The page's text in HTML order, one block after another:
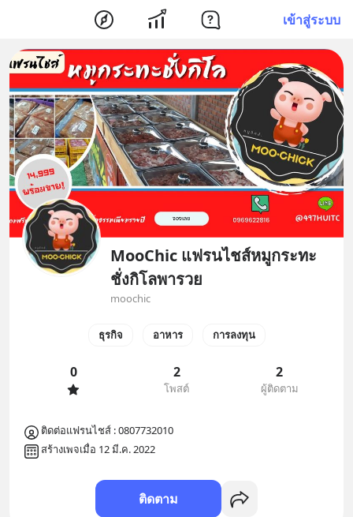
เข้าสู่ระบบ
MooChic แฟรนไชส์หมูกระทะ
ชั่งกิโลพารวย
moochic
ธุรกิจ อาหาร การลงทุน
0 2
โพสต์
2
ผู้ติดตาม
ติดต่อแฟรนไชส์ : 0807732010
สร้างเพจเมื่อ 12 มี.ค. 2022
ติดตาม